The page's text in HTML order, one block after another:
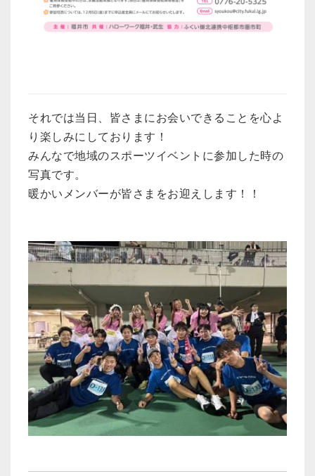
それでは当日、皆さまにお会いできることを心よ
り楽しみにしております！
みんなで地域のスポーツイベントに参加した時の
写真です。
暖かいメンバーが皆さまをお迎えします！！